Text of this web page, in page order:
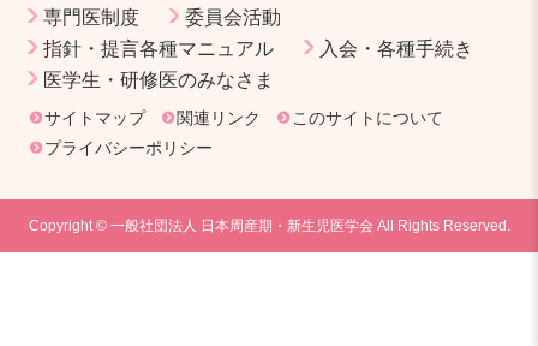
専門医制度
委員会活動
指針・提言各種マニュアル
入会・各種手続き
医学生・研修医のみなさま
サイトマップ 関連リンク
このサイトについて
プライバシーポリシー
Copyright © 一般社団法人 日本周産期・新生児医学会 All Rights Reserved.